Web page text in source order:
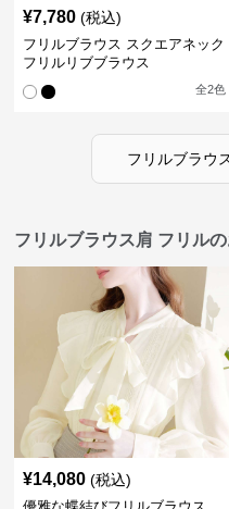
¥7,780 (税込)
フリルブラウス スクエアネック
フリルリブブラウス
全2色
フリルブラウ
フリルブラウス肩 フリル
¥14,080 (税込)